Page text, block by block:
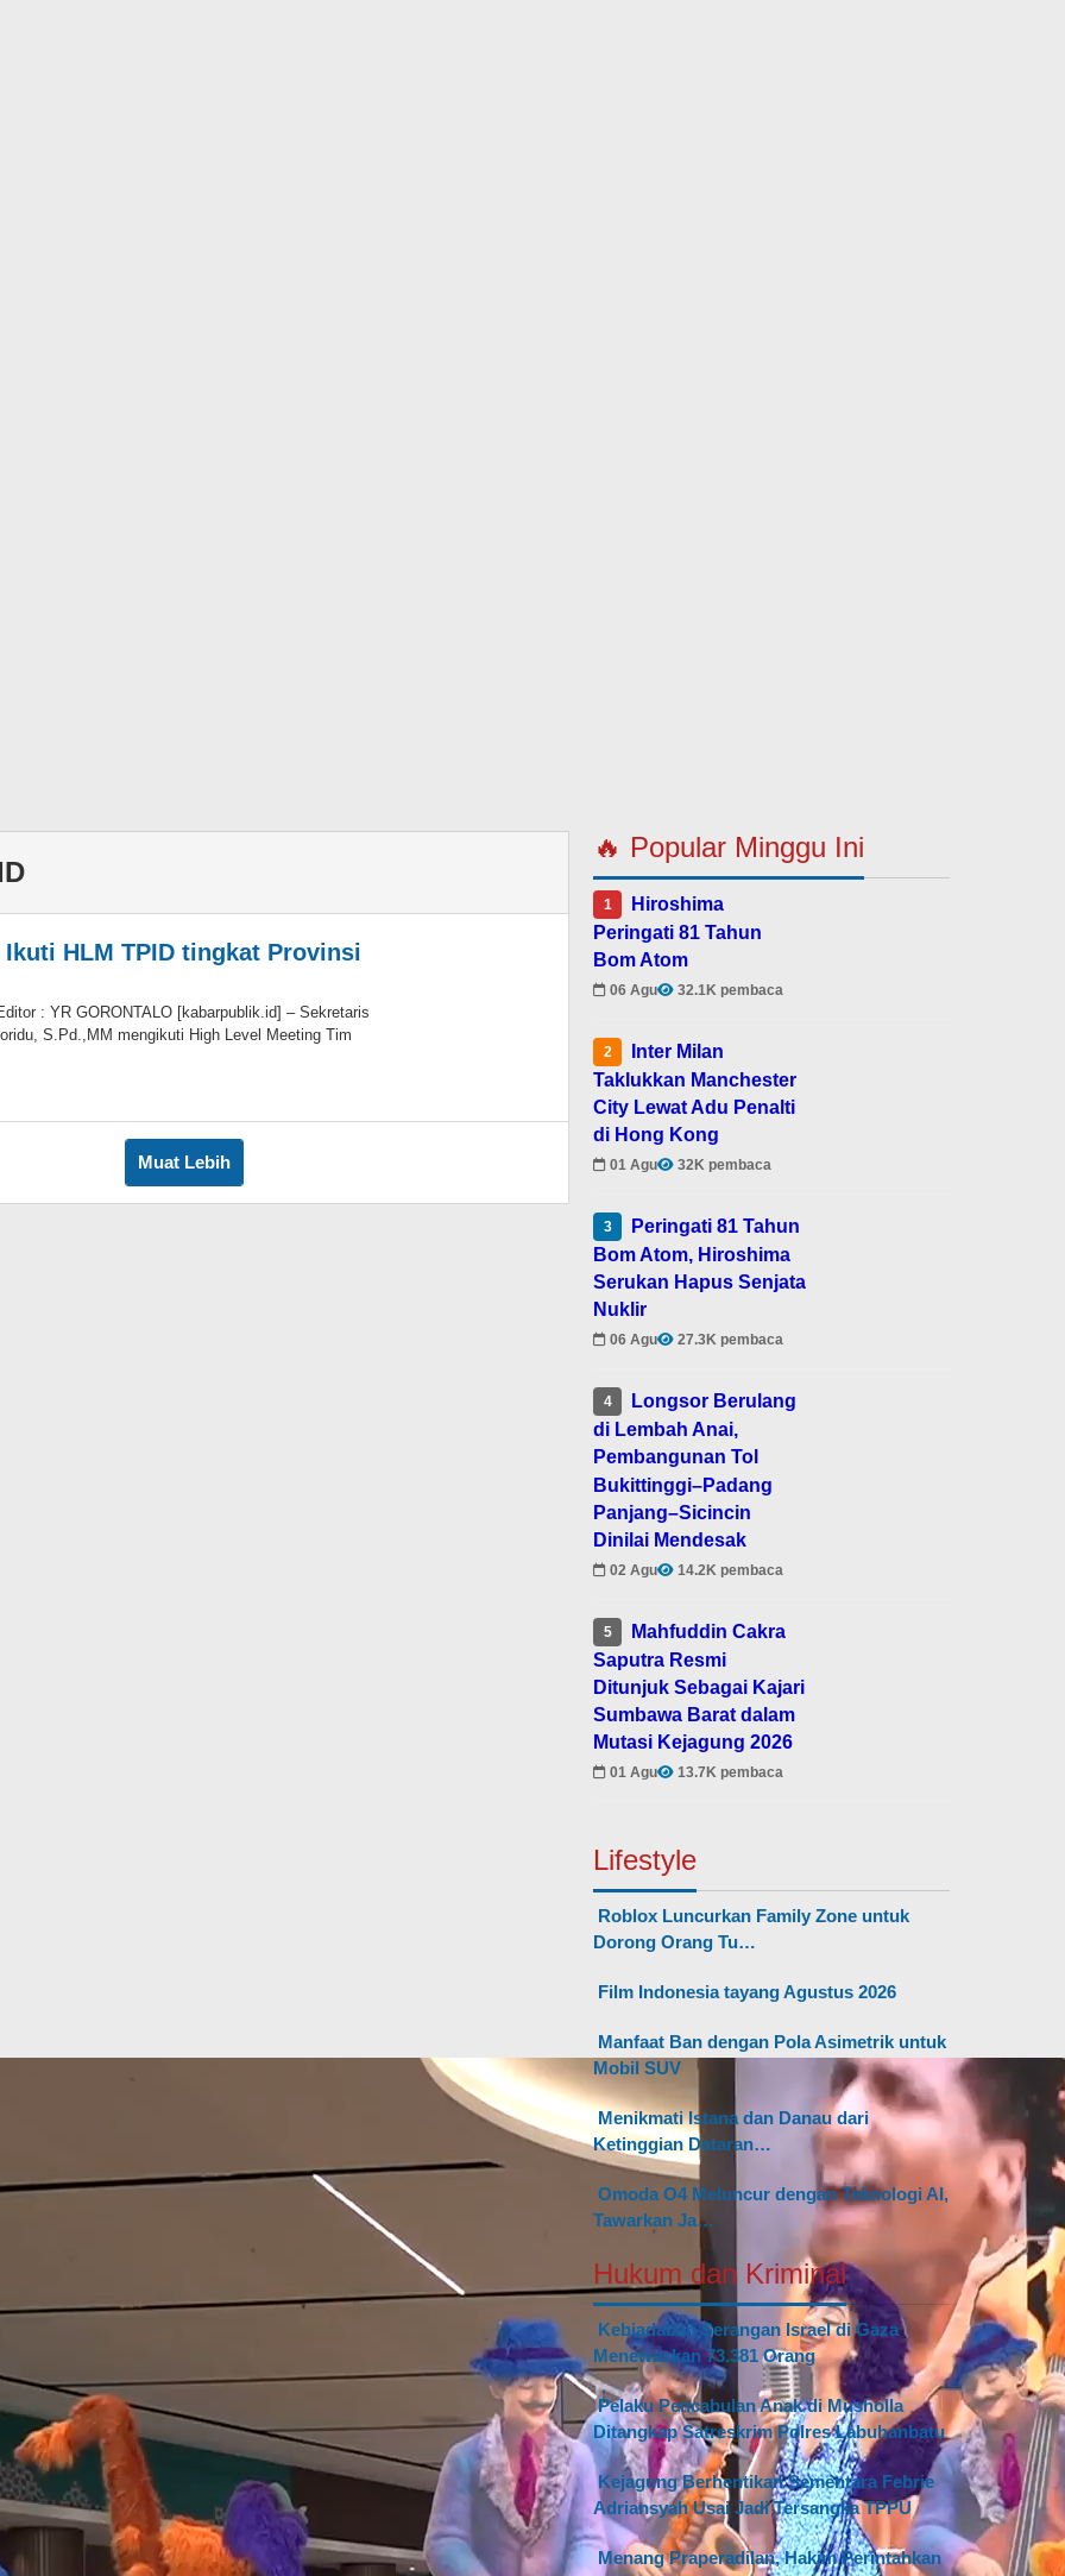
Ikuti HLM TPID tingkat Provinsi
: YR GORONTALO [kabarpublik.id] – Sekretaris
S.Pd.,MM mengikuti High Level Meeting Tim
Muat Lebih
🔥 Popular Minggu Ini
1
Hiroshima
Peringati 81 Tahun
Bom Atom
06 Agu 32.1K pembaca
2
Inter Milan
Taklukkan Manchester
City Lewat Adu Penalti
di Hong Kong
01 Agu 32K pembaca
3
Peringati 81 Tahun
Bom Atom, Hiroshima
Serukan Hapus Senjata
Nuklir
06 Agu 27.3K pembaca
4
Longsor Berulang
di Lembah Anai,
Pembangunan Tol
Bukittinggi–Padang
Panjang–Sicincin
Dinilai Mendesak
02 Agu 14.2K pembaca
5
Mahfuddin Cakra
Saputra Resmi
Ditunjuk Sebagai Kajari
Sumbawa Barat dalam
Mutasi Kejagung 2026
01 Agu 13.7K pembaca
Lifestyle
Roblox Luncurkan Family Zone untuk
Dorong Orang Tu…
Film Indonesia tayang Agustus 2026
Manfaat Ban dengan Pola Asimetrik untuk
Mobil SUV
Menikmati Istana dan Danau dari
Ketinggian Dataran…
Omoda O4 Meluncur dengan Teknologi AI,
Tawarkan Ja…
Hukum dan Kriminal
Kebiadaban Serangan Israel di Gaza
Menewaskan 73.381 Orang
Pelaku Pencabulan Anak di Musholla
Ditangkap Satreskrim Polres Labuhanbatu
Kejagung Berhentikan Sementara Febrie
Adriansyah Usai Jadi Tersangka TPPU
Menang Praperadilan, Hakim Perintahkan